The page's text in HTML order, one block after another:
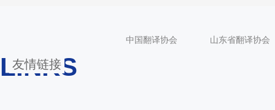
LINKS
友情链接
中国翻译协会 山东省翻译协会